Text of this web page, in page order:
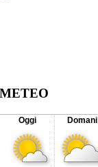
METEO
Oggi Domani